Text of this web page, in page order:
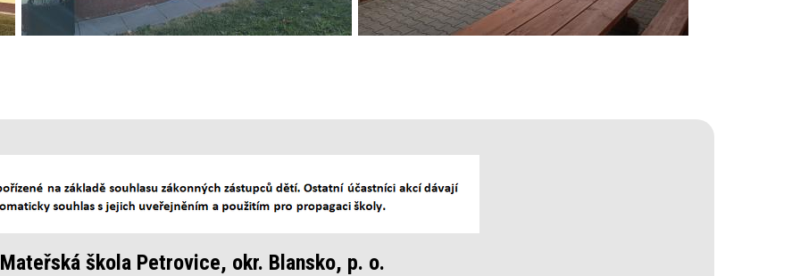
Mateřská škola Petrovice, okr. Blansko, p. o.